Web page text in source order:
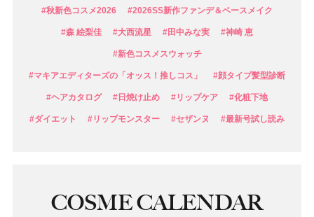
#秋新色コスメ2026 #2026SS新作ファンデ＆ベースメイク
#森 絵梨佳 #大西流星 #田中みな実 #神崎 恵
#新色コスメスウォッチ
#マキアエディターズの「オッス！推しコス」 #顔タイプ髪型診断
#ヘアカタログ #日焼け止め #リップケア #化粧下地
#ダイエット #リップモンスター #セザンヌ #最新号試し読み
COSME CALENDAR